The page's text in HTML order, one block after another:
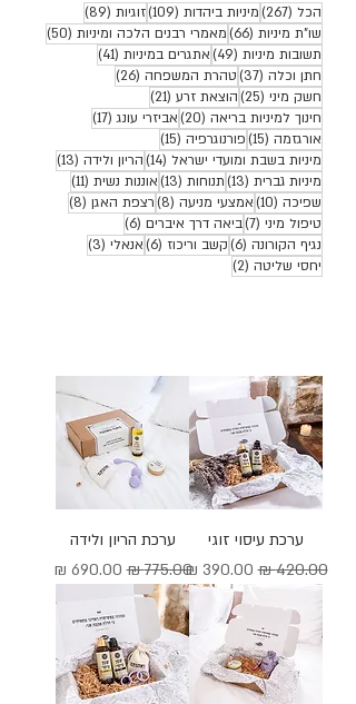
הכל (267) 267 פוסטים
מיניות ביהדות (109) 109 פוסטים
זוגיות (89)
89 פוסטים
שו"ת מיניות (66) 66 פוסטים
מאמרי רבנים הלכה ומיניות (50)
50 פוסטים
תשובות מיניות (49) 49 פוסטים
אתגרים במיניות (41)
41 פוסטים
חתן וכלה (37) 37 פוסטים
טהרת המשפחה (26)
26 פוסטים
חשק מיני (25) 25 פוסטים
הוצאת זרע (21)
21 פוסטים
חינוך למיניות בריאה (20) 20 פוסטים
אביזרי עונג (17)
17 פוסטים
אורגזמה (15) 15 פוסטיםפורנוגרפיה (15)
15 פוסטים
מיניות בשבת ומועדי ישראל (14) 14 פוסטיםהריון ולידה (13)
13 פוסטים
מיניות גברית (13) 13 פוסטיםתנוחות (13) 13 פוסטיםאוננות נשית (11)
11 פוסטים
שפיכה (10) 10 פוסטיםאמצעי מניעה (8) 8 פוסטיםרצפת האגן (8)
8 פוסטים
טיפול מיני (7) 7 פוסטיםביאה דרך איברים (6)
6 פוסטים
נגיף הקורונה (6) 6 פוסטיםקשב וריכוז (6) 6 פוסטיםאנאלי (3)
3 פוסטים
יחסי שליטה (2) 2 פוסטים
ערכת עיסוי זוגי
מחיר רגיל‏420.00 ‏₪ מחיר מבצע
ערכת הריון ולידה
מחיר רגיל‏775.00 ‏₪ מחיר מבצע